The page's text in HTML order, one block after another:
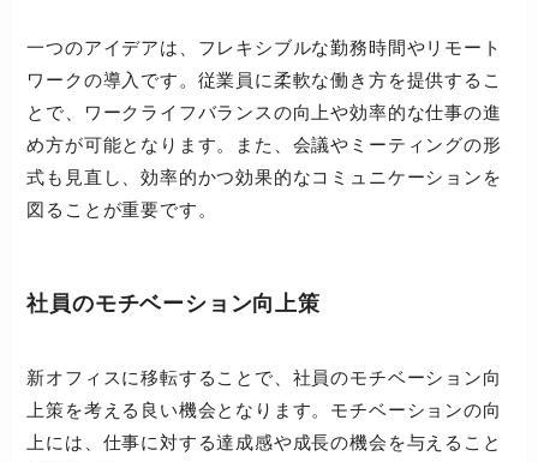
一つのアイデアは、フレキシブルな勤務時間やリモート
ワークの導入です。従業員に柔軟な働き方を提供するこ
とで、ワークライフバランスの向上や効率的な仕事の進
め方が可能となります。また、会議やミーティングの形
式も見直し、効率的かつ効果的なコミュニケーションを
図ることが重要です。
社員のモチベーション向上策
新オフィスに移転することで、社員のモチベーション向
上策を考える良い機会となります。モチベーションの向
上には、仕事に対する達成感や成長の機会を与えること